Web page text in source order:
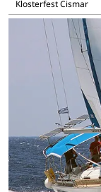
Klosterfest Cismar